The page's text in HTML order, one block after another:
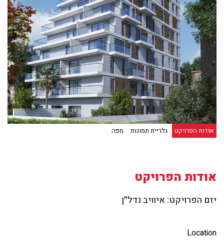
אודות הפרויקט גלריית תמונות מפה
אודות הפרויקט
יזם הפרויקט: איוויב נדל״ן
Location